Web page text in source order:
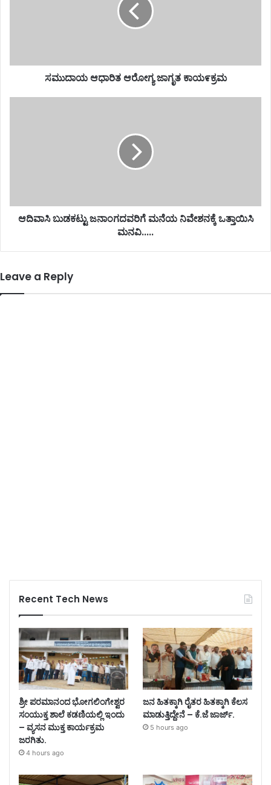
ಸಮುದಾಯ ಆಧಾರಿತ ಆರೋಗ್ಯ ಜಾಗೃತ ಕಾಯ೯ಕ್ರಮ
ಆದಿವಾಸಿ ಬುಡಕಟ್ಟು ಜನಾಂಗದವರಿಗೆ ಮನೆಯ ನಿವೇಶನಕ್ಕೆ ಒತ್ತಾಯಿಸಿ
ಮನವಿ.....
Leave a Reply
Recent Tech News
ಶ್ರೀ ಪರಮಾನಂದ ಭೋಗಲಿಂಗೇಶ್ವರ
ಸಂಯುಕ್ತ ಶಾಲೆ ಕಡಣಿಯಲ್ಲಿ ಇಂದು
– ವ್ಯಸನ ಮುಕ್ತ ಕಾರ್ಯಕ್ರಮ
ಜರಗಿತು.
4 hours ago
ಜನ ಹಿತಕ್ಕಾಗಿ ರೈತರ ಹಿತಕ್ಕಾಗಿ ಕೆಲಸ
ಮಾಡುತ್ತಿದ್ದೇನೆ – ಕೆ.ಜೆ ಜಾರ್ಜ್.
5 hours ago